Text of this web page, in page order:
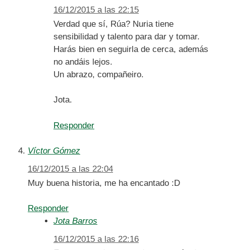
16/12/2015 a las 22:15
Verdad que sí, Rúa? Nuria tiene
sensibilidad y talento para dar y tomar.
Harás bien en seguirla de cerca, además
no andáis lejos.
Un abrazo, compañeiro.
Jota.
Responder
Víctor Gómez
16/12/2015 a las 22:04
Muy buena historia, me ha encantado :D
Responder
Jota Barros
16/12/2015 a las 22:16